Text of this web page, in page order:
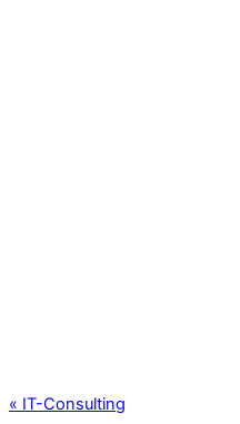
« IT-Consulting